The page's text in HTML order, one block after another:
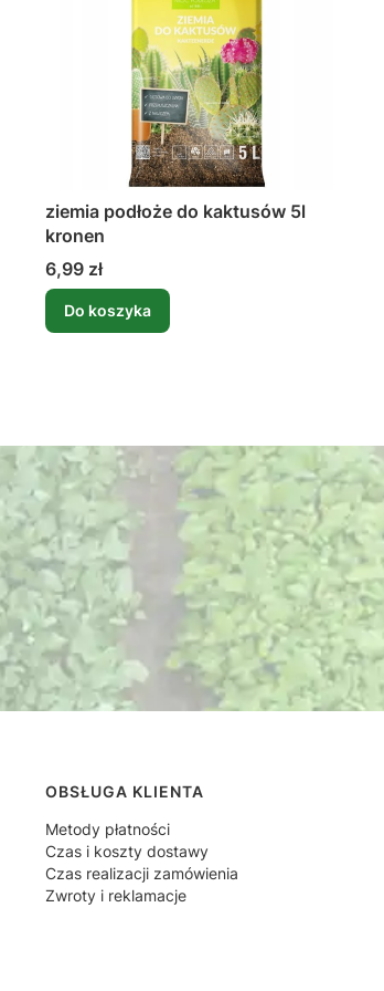
ziemia podłoże do kaktusów 5l
kronen
Cena
6,99 zł
Do koszyka
OBSŁUGA KLIENTA
Metody płatności
Czas i koszty dostawy
Czas realizacji zamówienia
Zwroty i reklamacje